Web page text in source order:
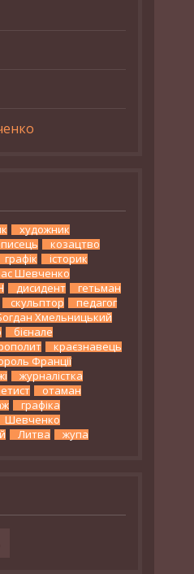
художник
козацтво
графік
історик
Шевченко
дисидент
гетьман
скульптор
педагог
Хмельницький
бієнале
краєзнавець
Франції
журналістка
отаман
графіка
Шевченко
Литва жупа